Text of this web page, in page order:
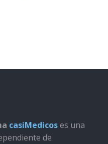
casiMedicoses una
de